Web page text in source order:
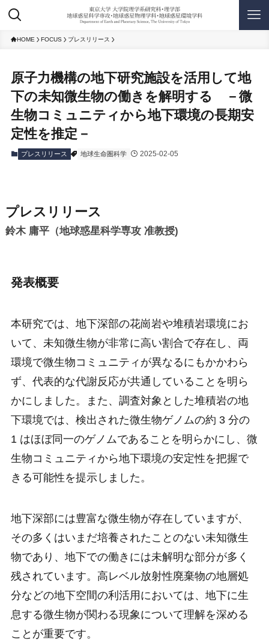
HOME FOCUS プレスリリース
原子力機構の地下研究施設を活用して地
下の未知微生物の働きを解明する －微
生物コミュニティから地下環境の長期安
定性を推定－
プレスリリース 地球生命圏科学 2025-02-05
プレスリリース
鈴木 庸平（地球惑星科学専攻 准教授)
発表概要
本研究では、地下深部の花崗岩や堆積岩環境にお
いて、未知微生物が非常に高い割合で存在し、両
環境で微生物コミュニティが異なるにもかかわら
ず、代表的な代謝反応が共通していることを明ら
かにしました。また、調査対象とした堆積岩の地
下環境では、検出された微生物ゲノムの約 3 分の
1 はほぼ同一のゲノムであることを明らかにし、微
生物コミュニティから地下環境の安定性を把握で
きる可能性を提示しました。
地下深部には豊富な微生物が存在していますが、
その多くはいまだ培養されたことのない未知微生
物であり、地下での働きには未解明な部分が多く
残されています。高レベル放射性廃棄物の地層処
分などの地下空間の利活用においては、地下に生
息する微生物が関わる現象について理解を深める
ことが重要です。